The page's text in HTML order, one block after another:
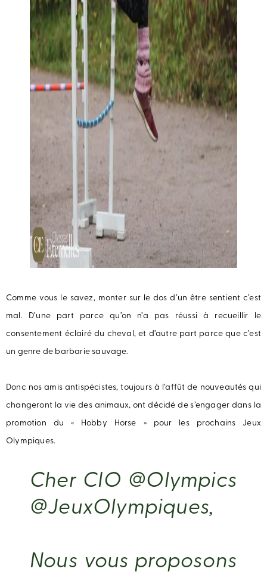
Comme vous le savez, monter sur le dos d’un être sentient c’est
mal. D’une part parce qu’on n’a pas réussi à recueillir le
consentement éclairé du cheval, et d’autre part parce que c’est
un genre de barbarie sauvage.
Donc nos amis antispécistes, toujours à l’affût de nouveautés qui
changeront la vie des animaux, ont décidé de s’engager dans la
promotion du « Hobby Horse » pour les prochains Jeux
Olympiques.
Cher CIO @Olympics
@JeuxOlympiques,
Nous vous proposons